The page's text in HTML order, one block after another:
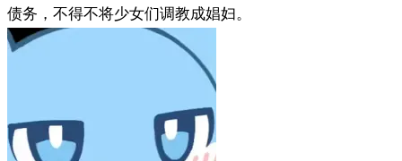
债务，不得不将少女们调教成娼妇。